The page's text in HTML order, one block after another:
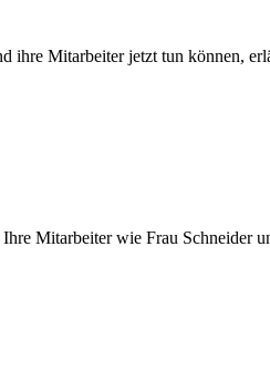
ihre Mitarbeiter jetzt tun können,
Mitarbeiter wie Frau Schneider